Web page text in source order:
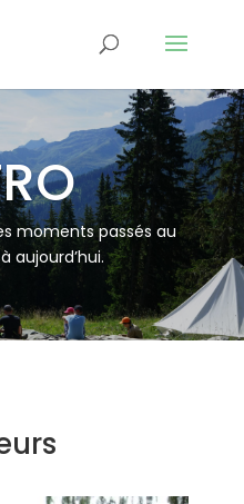
moments passés au
aujourd’hui.